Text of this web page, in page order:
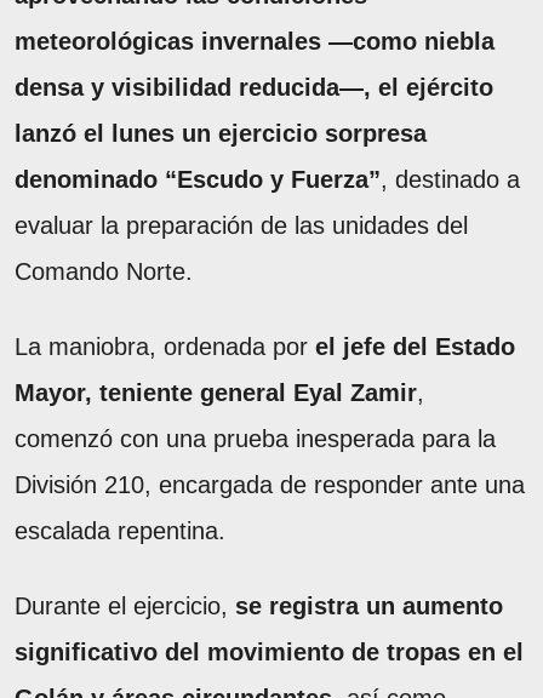
meteorológicas invernales —como niebla
densa y visibilidad reducida—, el ejército
lanzó el lunes un ejercicio sorpresa
denominado “Escudo y Fuerza”, destinado a
evaluar la preparación de las unidades del
Comando Norte.
La maniobra, ordenada por el jefe del Estado
Mayor, teniente general Eyal Zamir,
comenzó con una prueba inesperada para la
División 210, encargada de responder ante una
escalada repentina.
Durante el ejercicio, se registra un aumento
significativo del movimiento de tropas en el